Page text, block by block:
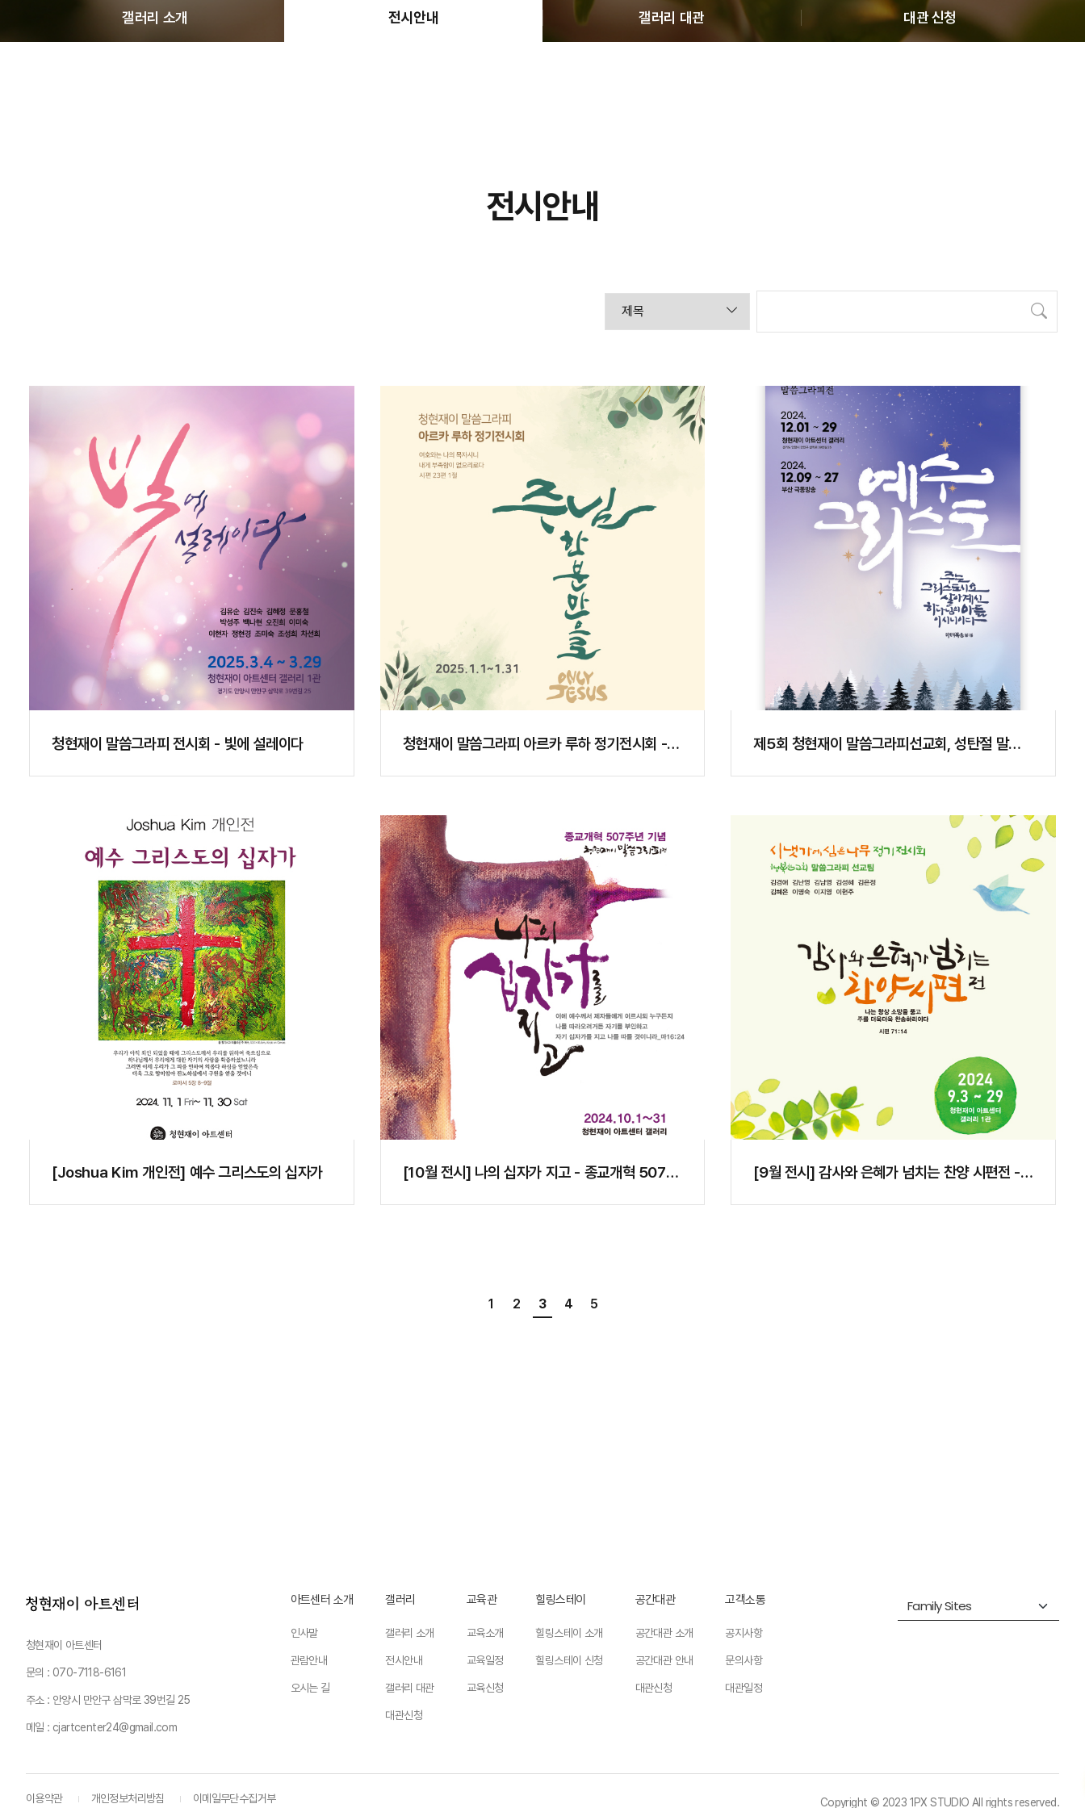
갤러리 소개 전시안내 갤러리 대관 대관 신청
전시안내
검색
청현재이 말씀그라피 전시회 - 빛에 설레이다
청현재이 말씀그라피 아르카 루하 정기전시회 -
제5회 청현재이 말씀그라피선교회, 성탄절 말씀
[Joshua Kim 개인전] 예수 그리스도의 십자가
[10월 전시] 나의 십자가 지고 - 종교개혁 507주
[9월 전시] 감사와 은혜가 넘치는 찬양 시편전 -
1 2 3 4 5
청현재이 아트센터
문의 : 070-7118-6161
주소 : 안양시 만안구 삼막로 39번길 25
메일 : cjartcenter24@gmail.com
아트센터 소개
인사말
관람안내
오시는 길
갤러리
갤러리 소개
전시안내
갤러리 대관
대관신청
교육관
교육소개
교육일정
교육신청
힐링스테이
힐링스테이 소개
힐링스테이 신청
공간대관
공간대관 소개
공간대관 안내
대관신청
고객소통
공지사항
문의사항
대관일정
이용약관 개인정보처리방침 이메일무단수집거부 Copyright © 2023 1PX STUDIO All rights reserved.